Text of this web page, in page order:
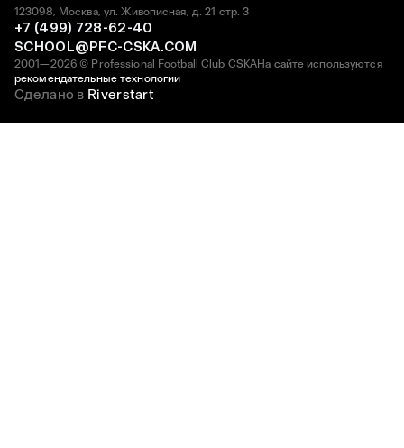
2001—2026 © Professional Football Club CSKAНа сайте используются
рекомендательные технологии
123098, Москва, ул. Живописная, д. 21 стр. 3
+7 (499) 728-62-40
SCHOOL@PFC-CSKA.COM
Сделано в Riverstart